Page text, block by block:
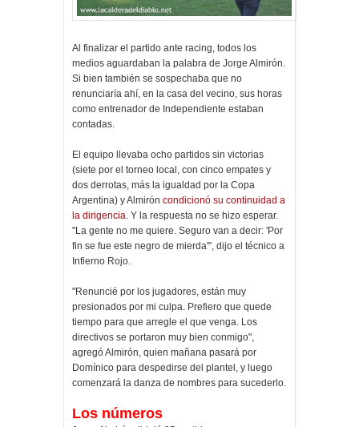
Al finalizar el partido ante racing, todos los
medios aguardaban la palabra de Jorge Almirón.
Si bien también se sospechaba que no
renunciaría ahí, en la casa del vecino, sus horas
como entrenador de Independiente estaban
contadas.
El equipo llevaba ocho partidos sin victorias
(siete por el torneo local, con cinco empates y
dos derrotas, más la igualdad por la Copa
Argentina) y Almirón condicionó su continuidad a
la dirigencia. Y la respuesta no se hizo esperar.
"La gente no me quiere. Seguro van a decir: 'Por
fin se fue este negro de mierda'", dijo el técnico a
Infierno Rojo.
"Renuncié por los jugadores, están muy
presionados por mi culpa. Prefiero que quede
tiempo para que arregle el que venga. Los
directivos se portaron muy bien conmigo",
agregó Almirón, quien mañana pasará por
Domínico para despedirse del plantel, y luego
comenzará la danza de nombres para sucederlo.
Los números